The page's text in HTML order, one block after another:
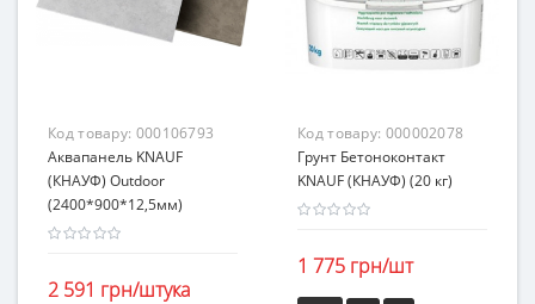
Код товару: 000106793
Аквапанель KNAUF
(КНАУФ) Оutdoor
(2400*900*12,5мм)
2 591 грн/штука
Код товару: 000002078
Грунт Бетоноконтакт
KNAUF (КНАУФ) (20 кг)
1 775 грн/шт